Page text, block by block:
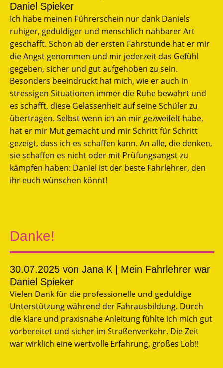
Daniel Spieker
Ich habe meinen Führerschein nur dank Daniels
ruhiger, geduldiger und menschlich nahbarer Art
geschafft. Schon ab der ersten Fahrstunde hat er mir
die Angst genommen und mir jederzeit das Gefühl
gegeben, sicher und gut aufgehoben zu sein.
Besonders beeindruckt hat mich, wie er auch in
stressigen Situationen immer die Ruhe bewahrt und
es schafft, diese Gelassenheit auf seine Schüler zu
übertragen. Selbst wenn ich an mir gezweifelt habe,
hat er mir Mut gemacht und mir Schritt für Schritt
gezeigt, dass ich es schaffen kann. An alle, die denken,
sie schaffen es nicht oder mit Prüfungsangst zu
kämpfen haben: Daniel ist der beste Fahrlehrer, den
ihr euch wünschen könnt!
Danke!
30.07.2025 von Jana K | Mein Fahrlehrer war
Daniel Spieker
Vielen Dank für die professionelle und geduldige
Unterstützung während der Fahrausbildung. Durch
die klare und praxisnahe Anleitung fühlte ich mich gut
vorbereitet und sicher im Straßenverkehr. Die Zeit
war wirklich eine wertvolle Erfahrung, großes Lob!!